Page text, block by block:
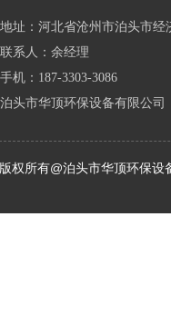
地址：河北省沧州市泊头市经
联系人：余经理
手机：187-3303-3086
泊头市华顶环保设备有限公司
版权所有@泊头市华顶环保设